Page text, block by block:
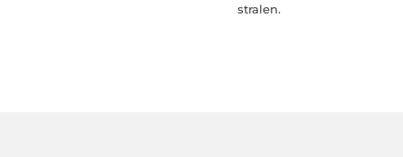
stralen.